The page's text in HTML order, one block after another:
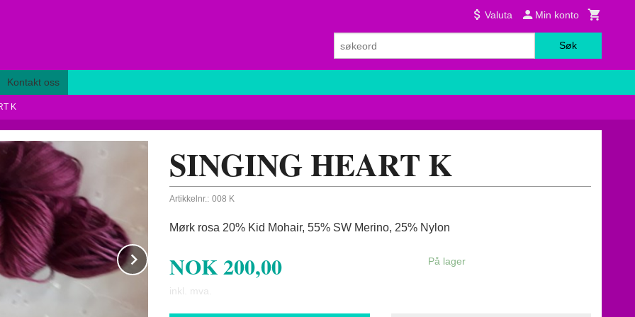
Valuta Min konto
Søk
Kontakt oss
K
Next
SINGING HEART K
Artikkelnr.: 008 K
Mørk rosa 20% Kid Mohair, 55% SW Merino, 25% Nylon
NOK200,00
inkl. mva.
På lager